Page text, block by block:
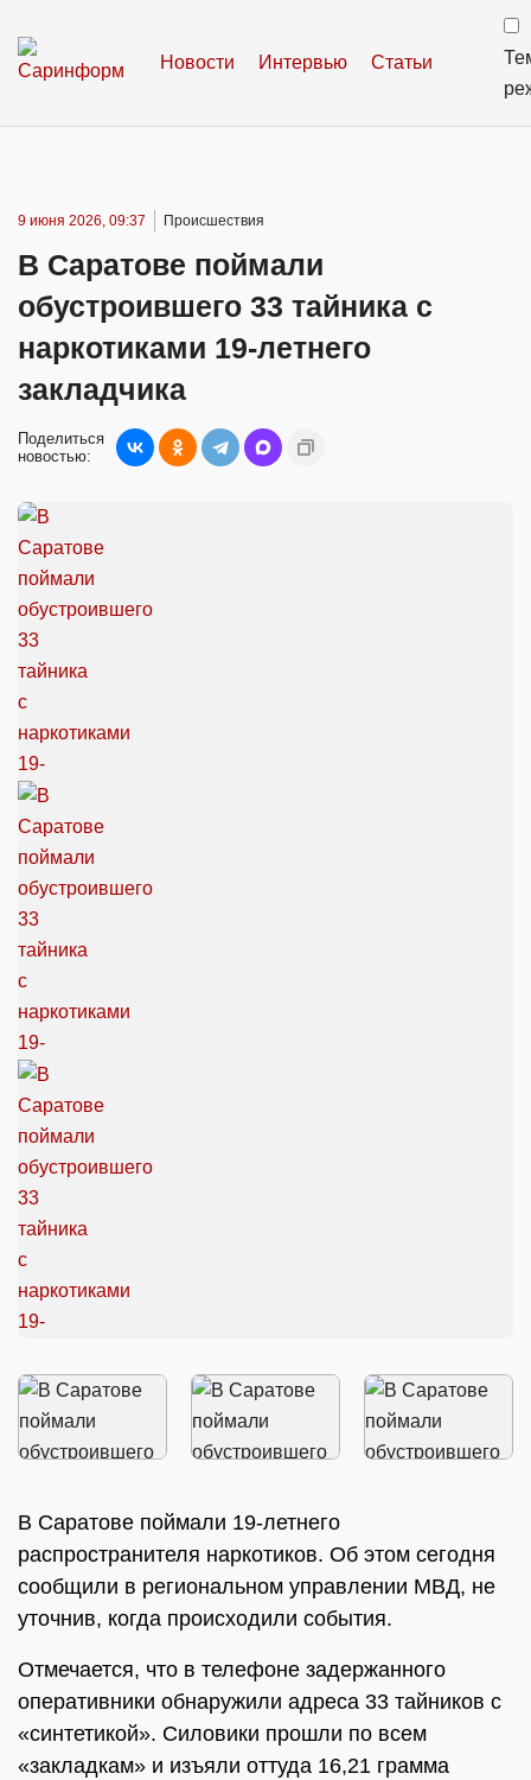
Новости Интервью Статьи
9 июня 2026, 09:37 Происшествия
В Саратове поймали
обустроившего 33 тайника с
наркотиками 19-летнего
закладчика
Поделиться
новостью:
В Саратове поймали 19-летнего
распространителя наркотиков. Об этом сегодня
сообщили в региональном управлении МВД, не
уточнив, когда происходили события.
Отмечается, что в телефоне задержанного
оперативники обнаружили адреса 33 тайников с
«синтетикой». Силовики прошли по всем
«закладкам» и изъяли оттуда 16,21 грамма